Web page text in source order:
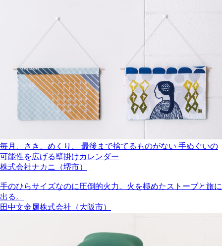
毎月、さき、めくり、 最後まで捨てるものがない 手ぬぐいの
可能性を広げる壁掛けカレンダー
株式会社ナカニ（堺市）
手のひらサイズなのに圧倒的火力。火を極めたストーブと旅に
出る。
田中文金属株式会社（大阪市）